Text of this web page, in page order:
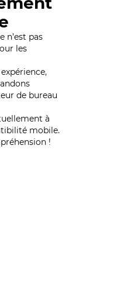
n’est pas
les
de bureau
à
mobile.
!